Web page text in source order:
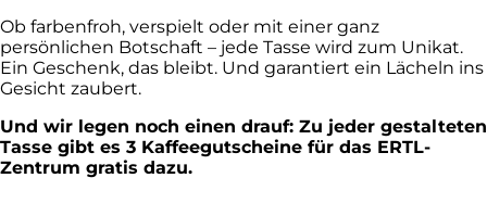
Ob farbenfroh, verspielt oder mit einer ganz
persönlichen Botschaft – jede Tasse wird zum Unikat.
Ein Geschenk, das bleibt. Und garantiert ein Lächeln ins
Gesicht zaubert.
Und wir legen noch einen drauf: Zu jeder gestalteten
Tasse gibt es 3 Kaffeegutscheine für das ERTL-
Zentrum gratis dazu.